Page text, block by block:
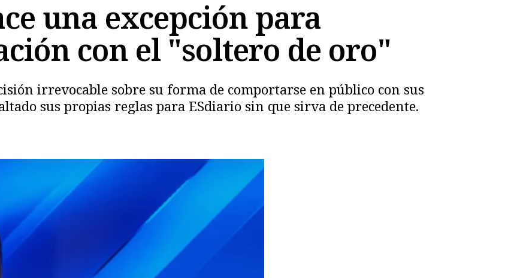
una excepción para
con el "soltero de oro"
irrevocable sobre su forma de comportarse en público con sus
sus propias reglas para ESdiario sin que sirva de precedente.